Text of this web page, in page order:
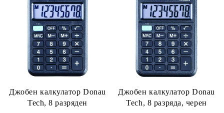
Джобен калкулатор Donau
Tech, 8 разряден
Джобен калкулатор Donau
Tech, 8 разряда, черен